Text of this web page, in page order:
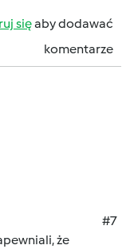
sięaby dodawać
komentarze
#7
że